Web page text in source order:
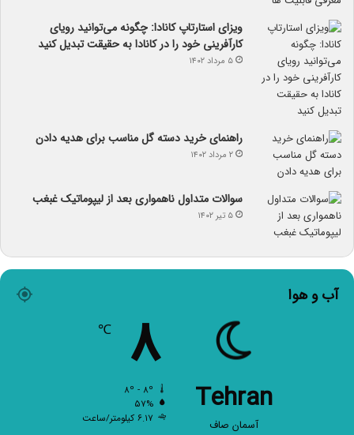
ویزای استارتاپ کانادا: چگونه می‌توانید رویای
کارآفرینی خود را در کانادا به حقیقت تبدیل کنید
۵ مرداد ۱۴۰۲
راهنمای خرید دسته گل مناسب برای هدیه دادن
۲ مرداد ۱۴۰۲
سوالات متداول ناهمواری بعد از لیپوماتیک غبغب
۵ تیر ۱۴۰۲
آب و هوا
Tehran
آسمان صاف
۸ ℃
۵۷%
۶.۱۷ کیلومتر/ساعت